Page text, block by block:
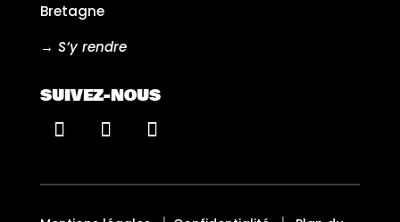
Bretagne
→ S’y rendre
SUIVEZ-NOUS